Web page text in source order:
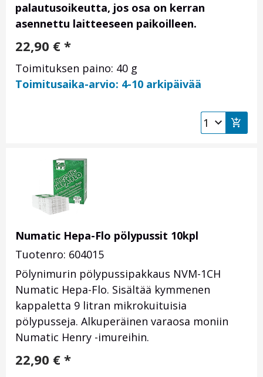
palautusoikeutta, jos osa on kerran
asennettu laitteeseen paikoilleen.
22,90 € *
Toimituksen paino: 40 g
Toimitusaika-arvio: 4-10 arkipäivää
Numatic Hepa-Flo pölypussit 10kpl
Tuotenro: 604015
Pölynimurin pölypussipakkaus NVM-1CH
Numatic Hepa-Flo. Sisältää kymmenen
kappaletta 9 litran mikrokuituisia
pölypusseja. Alkuperäinen varaosa moniin
Numatic Henry -imureihin.
22,90 € *